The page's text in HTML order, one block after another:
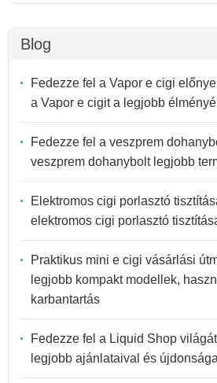
Blog
Fedezze fel a Vapor e cigi
a Vapor e cigit a legjobb
Fedezze fel a veszprem
veszprem dohanybolt legjobb
Elektromos cigi porlasztó
elektromos cigi porlasztó
Praktikus mini e cigi vásárlási
legjobb kompakt modellek,
karbantartás
Fedezze fel a Liquid Shop
legjobb ajánlataival és